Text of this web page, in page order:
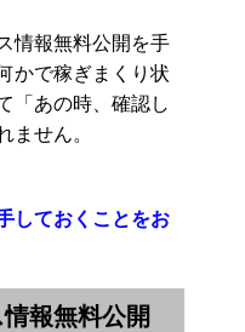
情報無料公開を手
かで稼ぎまくり状
「あの時、確認し
せん。
しておくことをお
報無料公開